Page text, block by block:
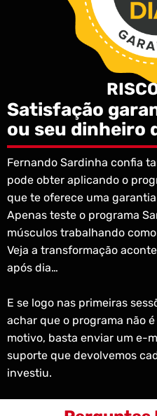
Satisfação
ou seu dinheiro
Fernando Sardinha confia
pode obter aplicando o
que te oferece uma
Apenas teste o programa
músculos trabalhando
Veja a transformação
após dia…
E se logo nas primeiras
achar que o programa não
motivo, basta enviar um e-
suporte que devolvemos
investiu.